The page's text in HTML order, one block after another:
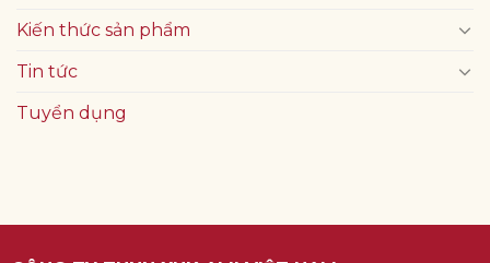
Kiến thức sản phẩm
Tin tức
Tuyển dụng